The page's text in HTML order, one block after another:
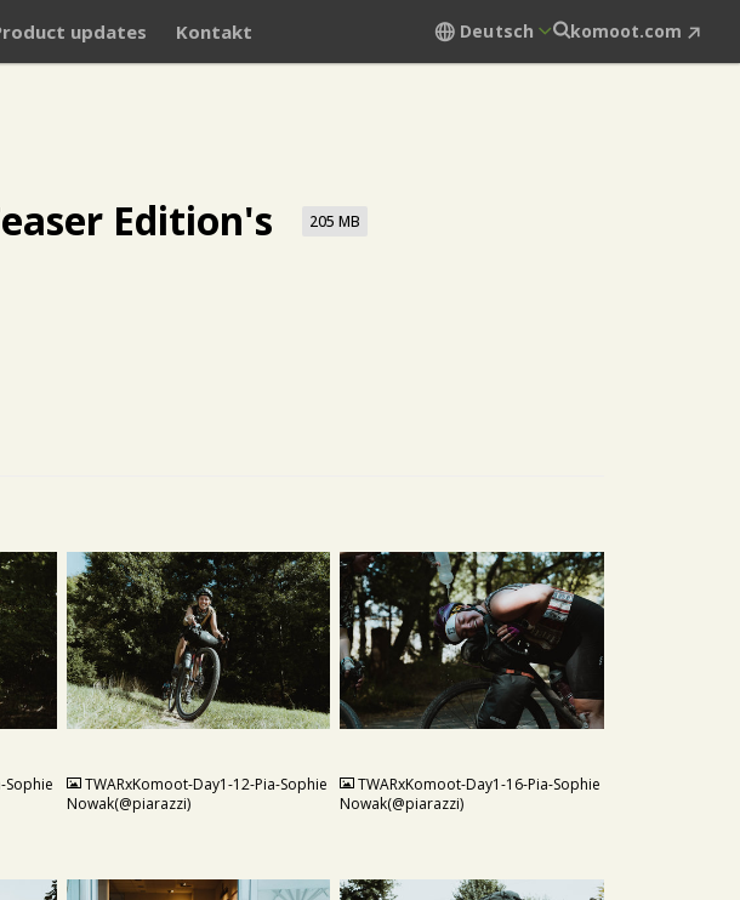
updates Kontakt Deutsch komoot.com
Edition's 205 MB
Sophie
JPG
TWARxKomoot-Day1-12-Pia-Sophie
Nowak(@piarazzi)
JPG
TWARxKomoot-Day1-16-Pia-Sophie
Nowak(@piarazzi)